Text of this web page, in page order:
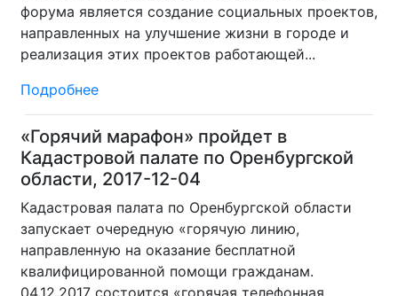
форума является создание социальных проектов,
направленных на улучшение жизни в городе и
реализация этих проектов работающей...
Подробнее
«Горячий марафон» пройдет в
Кадастровой палате по Оренбургской
области, 2017-12-04
Кадастровая палата по Оренбургской области
запускает очередную «горячую линию,
направленную на оказание бесплатной
квалифицированной помощи гражданам.
04.12.2017 состоится «горячая телефонная